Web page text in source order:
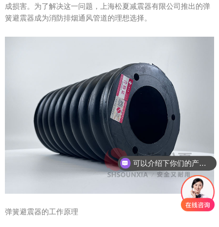
成损害。为了解决这一问题，上海松夏减震器有限公司推出的弹
簧避震器成为消防排烟通风管道的理想选择。
弹簧避震器的工作原理
可以介绍下你们的产品么？